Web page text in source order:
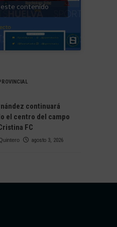
contenido
continuará
el centro del campo
FC
agosto 3, 2026